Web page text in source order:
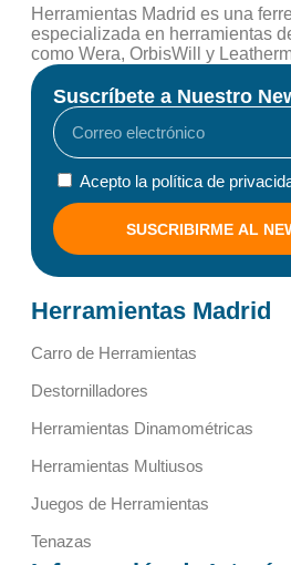
Herramientas Madrid es una
especializada en herramientas
como Wera, OrbisWill y
Suscríbete a Nuestro
Acepto la política de
SUSCRIBIRME AL
Herramientas Madrid
Carro de Herramientas
Destornilladores
Herramientas Dinamométricas
Herramientas Multiusos
Juegos de Herramientas
Tenazas